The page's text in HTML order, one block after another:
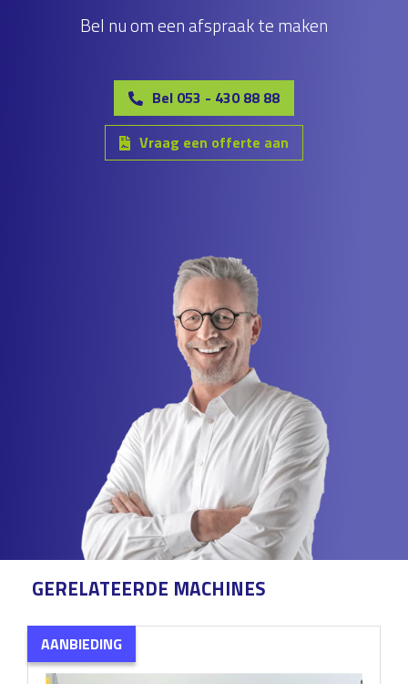
Bel nu om een afspraak te maken
Bel 053 - 430 88 88
Vraag een offerte aan
GERELATEERDE MACHINES
AANBIEDING